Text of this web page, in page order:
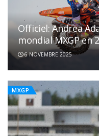
Officiel: Andrea
mondial MXGP en
6 NOVEMBRE 2025
MXGP